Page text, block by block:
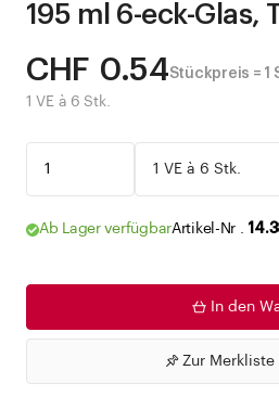
195 ml 6-eck-Glas,
CHF 0.54Stückpreis = 1
1 VE à 6 Stk.
Ab Lager verfügbarArtikel-Nr .
In den
Zur